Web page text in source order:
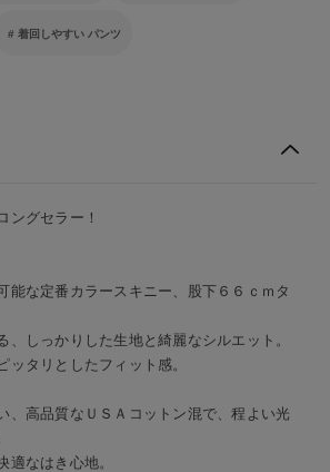
着回しやすい パンツ
ングセラー！
能な定番カラースキニー、股下６６ｃｍタ
、しっかりした生地と綺麗なシルエット。
ッタリとしたフィット感。
、高品質なＵＳＡコットン混で、程よい光
適なはき心地。